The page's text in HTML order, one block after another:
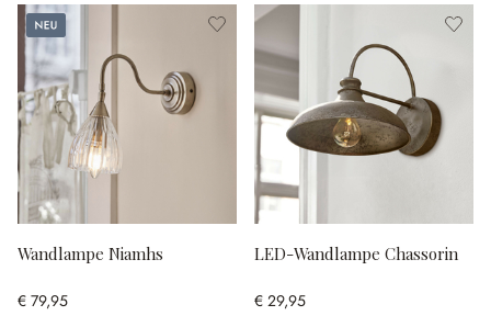
Neu
Wandlampe Niamhs
€ 79,95
LED-Wandlampe Chassorin
€ 29,95